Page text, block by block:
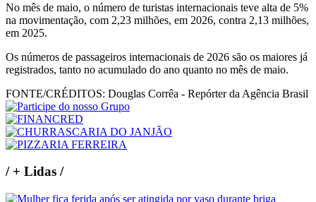
No mês de maio, o número de turistas internacionais teve alta de 5%
na movimentação, com 2,23 milhões, em 2026, contra 2,13 milhões,
em 2025.
Os números de passageiros internacionais de 2026 são os maiores já
registrados, tanto no acumulado do ano quanto no mês de maio.
FONTE/CRÉDITOS: Douglas Corrêa - Repórter da Agência Brasil
/+ Lidas /